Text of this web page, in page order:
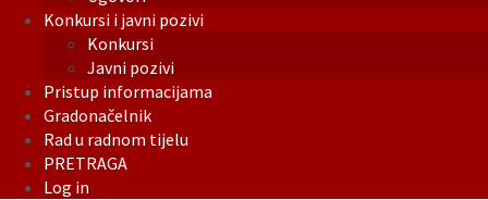
Konkursi i javni pozivi
Konkursi
Javni pozivi
Pristup informacijama
Gradonačelnik
Rad u radnom tijelu
PRETRAGA
Log in